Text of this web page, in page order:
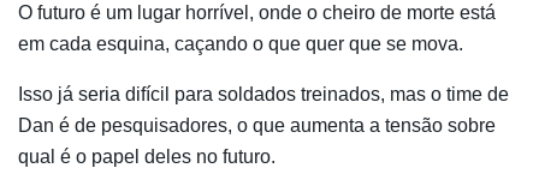
O futuro é um lugar horrível, onde o cheiro de morte está
em cada esquina, caçando o que quer que se mova.
Isso já seria difícil para soldados treinados, mas o time de
Dan é de pesquisadores, o que aumenta a tensão sobre
qual é o papel deles no futuro.